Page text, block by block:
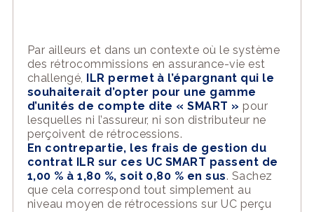
Par ailleurs et dans un contexte où le système
des rétrocommissions en assurance-vie est
challengé, ILR permet à l’épargnant qui le
souhaiterait d’opter pour une gamme
d’unités de compte dite « SMART » pour
lesquelles ni l’assureur, ni son distributeur ne
perçoivent de rétrocessions.
En contrepartie, les frais de gestion du
contrat ILR sur ces UC SMART passent de
1,00 % à 1,80 %, soit 0,80 % en sus. Sachez
que cela correspond tout simplement au
niveau moyen de rétrocessions sur UC perçu